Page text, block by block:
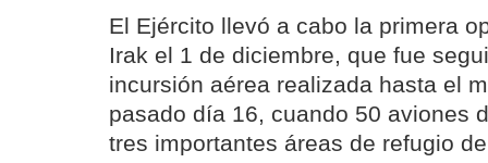
El Ejército llevó a cabo la primera
Irak el 1 de diciembre, que fue
incursión aérea realizada hasta el
pasado día 16, cuando 50 aviones
tres importantes áreas de refugio